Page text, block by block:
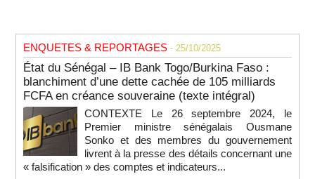
ENQUETES & REPORTAGES - 25/10/2025
État du Sénégal – IB Bank Togo/Burkina Faso :
blanchiment d’une dette cachée de 105 milliards
FCFA en créance souveraine (texte intégral)
CONTEXTE Le 26 septembre 2024, le
Premier ministre sénégalais Ousmane
Sonko et des membres du gouvernement
livrent à la presse des détails concernant une
« falsification » des comptes et indicateurs...